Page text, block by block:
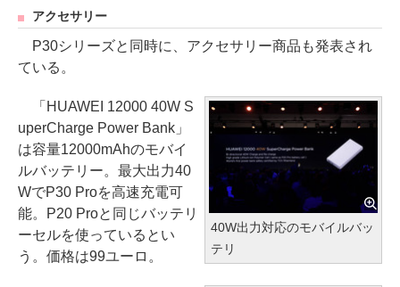
アクセサリー
P30シリーズと同時に、アクセサリー商品も発表され
ている。
40W出力対応のモバイルバッ
テリ
「HUAWEI 12000 40W S
uperCharge Power Bank」
は容量12000mAhのモバイ
ルバッテリー。最大出力40
WでP30 Proを高速充電可
能。P20 Proと同じバッテリ
ーセルを使っているとい
う。価格は99ユーロ。